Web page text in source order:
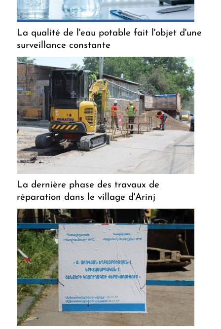
La qualité de l'eau potable fait l'objet d'une
surveillance constante
La dernière phase des travaux de
réparation dans le village d'Arinj